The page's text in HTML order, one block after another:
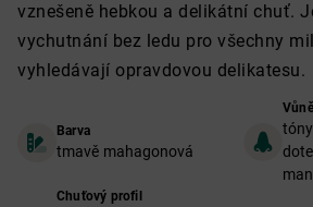
vznešeně hebkou a delikátní chuť.
vychutnání bez ledu pro všechny
vyhledávají opravdovou delikatesu.
Barva
tmavě mahagonová
Vůně
Chuťový profil